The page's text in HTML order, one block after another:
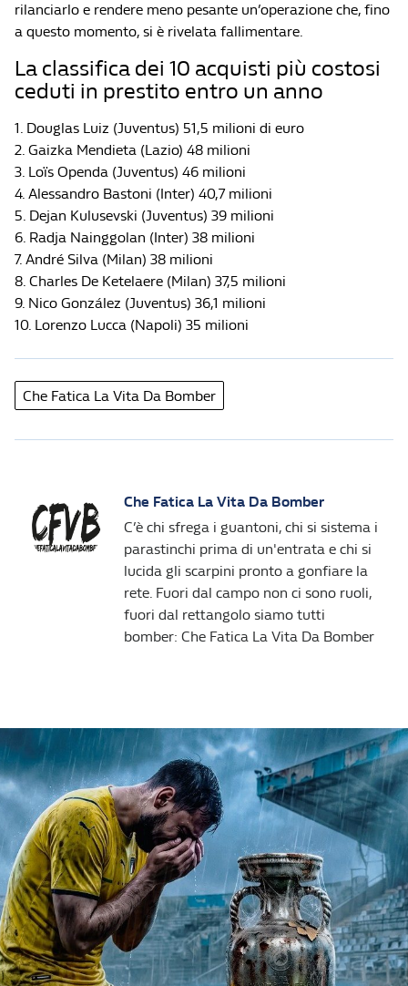
rilanciarlo e rendere meno pesante un’operazione che, fino
a questo momento, si è rivelata fallimentare.
La classifica dei 10 acquisti più costosi
ceduti in prestito entro un anno
1. Douglas Luiz (Juventus) 51,5 milioni di euro
2. Gaizka Mendieta (Lazio) 48 milioni
3. Loïs Openda (Juventus) 46 milioni
4. Alessandro Bastoni (Inter) 40,7 milioni
5. Dejan Kulusevski (Juventus) 39 milioni
6. Radja Nainggolan (Inter) 38 milioni
7. André Silva (Milan) 38 milioni
8. Charles De Ketelaere (Milan) 37,5 milioni
9. Nico González (Juventus) 36,1 milioni
10. Lorenzo Lucca (Napoli) 35 milioni
Che Fatica La Vita Da Bomber
Che Fatica La Vita Da Bomber
C’è chi sfrega i guantoni, chi si sistema i
parastinchi prima di un'entrata e chi si
lucida gli scarpini pronto a gonfiare la
rete. Fuori dal campo non ci sono ruoli,
fuori dal rettangolo siamo tutti
bomber: Che Fatica La Vita Da Bomber